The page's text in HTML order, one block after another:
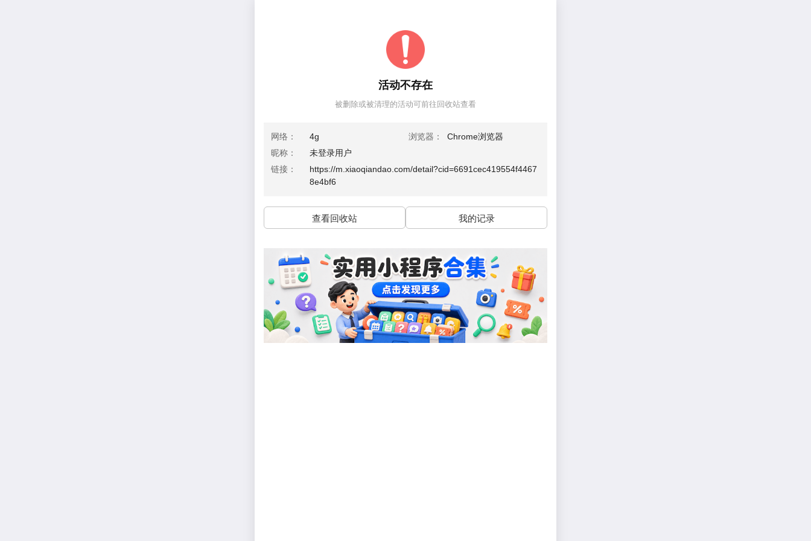
活动不存在
被删除或被清理的活动可前往回收站查看
网络： 4g 浏览器：
Chrome浏览器
昵称：
未登录用户
链接：
https://m.xiaoqiandao.com/detail?cid=6691cec419554f4467
8e4bf6
查看回收站 我的记录